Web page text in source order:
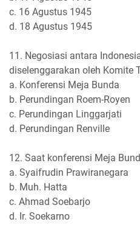
c. 16 Agustus 1945
d. 18 Agustus 1945
11. Negosiasi antara
diselenggarakan oleh Komite
a. Konferensi Meja Bunda
b. Perundingan Roem-Royen
c. Perundingan Linggarjati
d. Perundingan Renville
12. Saat konferensi Meja
a. Syaifrudin Prawiranegara
b. Muh. Hatta
c. Ahmad Soebarjo
d. Ir. Soekarno